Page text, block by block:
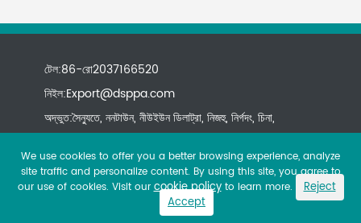
টেল:86-রো2037166520
নিইল:Export@dsppa.com
অদ্ভুত:সৈন্যুতে, ননটাউন, নীউইউন ডিলাট্রা, নিজহু, নির্গদং, চিনা,
Copyright ©All rights reserved.
We use cookies to offer you a better browsing experience, analyze
site traffic and personalize content. By using this site, you agree to
our use of cookies. Visit ourcookie policyto learn more.
Reject
Accept